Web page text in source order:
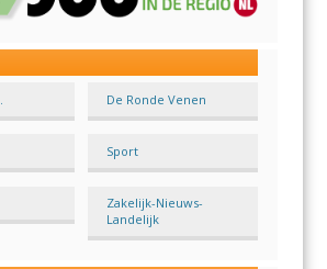
De Ronde Venen
Sport
Zakelijk-Nieuws-
Landelijk